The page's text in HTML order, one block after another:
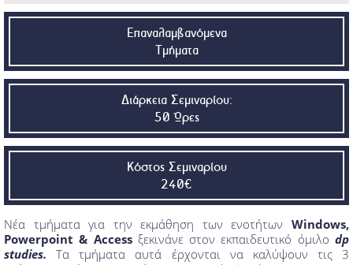
Επαναλαμβανόμενα
Τμήματα
Διάρκεια Σεμιναρίου:
50 Ώρες
Κόστος Σεμιναρίου
240€
Nέα τμήματα για την εκμάθηση των ενοτήτων Windows,
Powerpoint & Access ξεκινάνε στον εκπαιδευτικό όμιλοdp
studies.
Τα τμήματα αυτά έρχονται να καλύψουν τις 3